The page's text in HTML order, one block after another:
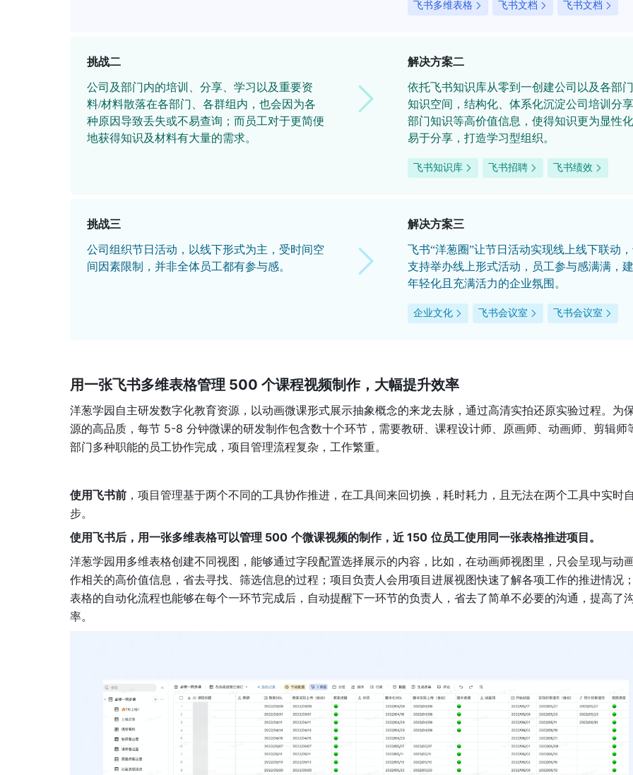
飞书多维表格 飞书文档 飞书文档
挑战二
公司及部门内的培训、分享、学习以及重要资
料/材料散落在各部门、各群组内，也会因为各
种原因导致丢失或不易查询；而员工对于更简便
地获得知识及材料有大量的需求。
解决方案二
依托飞书知识库从零到一创建公司以及各部
知识空间，结构化、体系化沉淀公司培训分享
部门知识等高价值信息，使得知识更为显性
易于分享，打造学习型组织。
飞书知识库 飞书招聘 飞书绩效
挑战三
公司组织节日活动，以线下形式为主，受时间空
间因素限制，并非全体员工都有参与感。
解决方案三
飞书“洋葱圈”让节日活动实现线上线下联动
支持举办线上形式活动，员工参与感满满，
年轻化且充满活力的企业氛围。
企业文化 飞书会议室 飞书会议室
用一张飞书多维表格管理 500 个课程视频制作，大幅提升效率
洋葱学园自主研发数字化教育资源，以动画微课形式展示抽象概念的来龙去脉，通过高清实拍还原实验过程。为
源的高品质，每节 5-8 分钟微课的研发制作包含数十个环节，需要教研、课程设计师、原画师、动画师、剪辑师
部门多种职能的员工协作完成，项目管理流程复杂，工作繁重。
使用飞书前 ，项目管理基于两个不同的工具协作推进，在工具间来回切换，耗时耗力，且无法在两个工具中实时
步。
使用飞书后，用一张多维表格可以管理 500 个微课视频的制作，近 150 位员工使用同一张表格推进项目。
洋葱学园用多维表格创建不同视图，能够通过字段配置选择展示的内容，比如，在动画师视图里，只会呈现与动
作相关的高价值信息，省去寻找、筛选信息的过程；项目负责人会用项目进展视图快速了解各项工作的推进情况
表格的自动化流程也能够在每个一环节完成后，自动提醒下一环节的负责人，省去了简单不必要的沟通，提高了
率。